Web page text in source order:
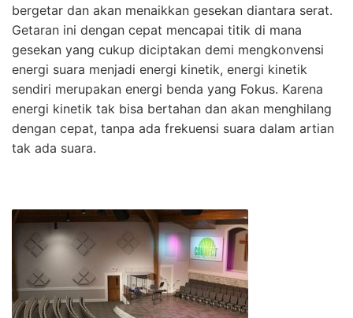
bergetar dan akan menaikkan gesekan diantara serat.
Getaran ini dengan cepat mencapai titik di mana
gesekan yang cukup diciptakan demi mengkonvensi
energi suara menjadi energi kinetik, energi kinetik
sendiri merupakan energi benda yang Fokus. Karena
energi kinetik tak bisa bertahan dan akan menghilang
dengan cepat, tanpa ada frekuensi suara dalam artian
tak ada suara.